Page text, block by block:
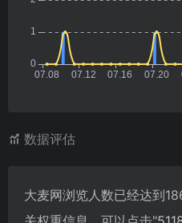
数据评估
大麦网浏览人数已经达到